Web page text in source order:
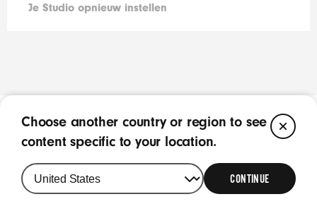
Je Studio opnieuw instellen
Choose another country or region to see
content specific to your location.
CONTINUE